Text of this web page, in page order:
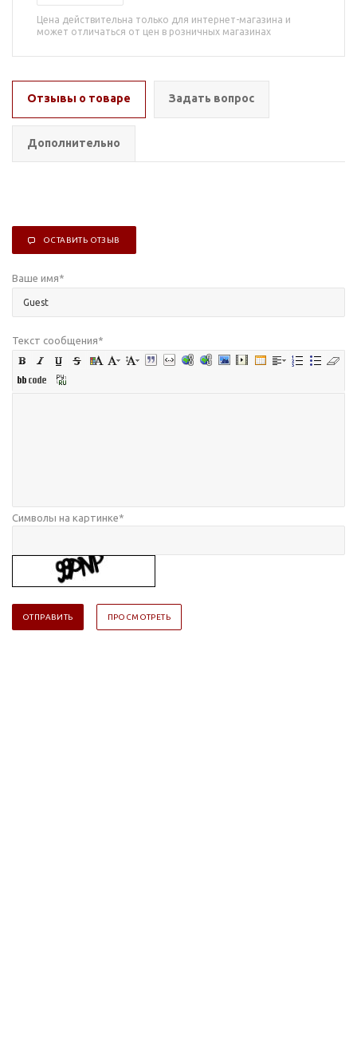
Цена действительна только для интернет-магазина и
может отличаться от цен в розничных магазинах
Отзывы о товаре Задать вопрос
Дополнительно
ОСТАВИТЬ ОТЗЫВ
Ваше имя*
Текст сообщения*
Символы на картинке*